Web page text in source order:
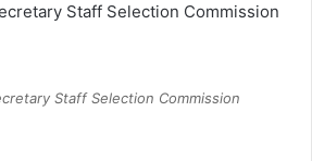
Staff Selection Commission
Staff Selection Commission